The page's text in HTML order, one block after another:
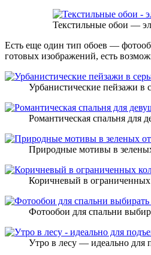
Текстильные обои —
Есть еще один тип обоев —
готовых изображений, есть
Урбанистические пейзажи в
Романтическая спальня для
Природные мотивы в
Коричневый в ограниченных
Фотообои для спальни
Утро в лесу — идеально для